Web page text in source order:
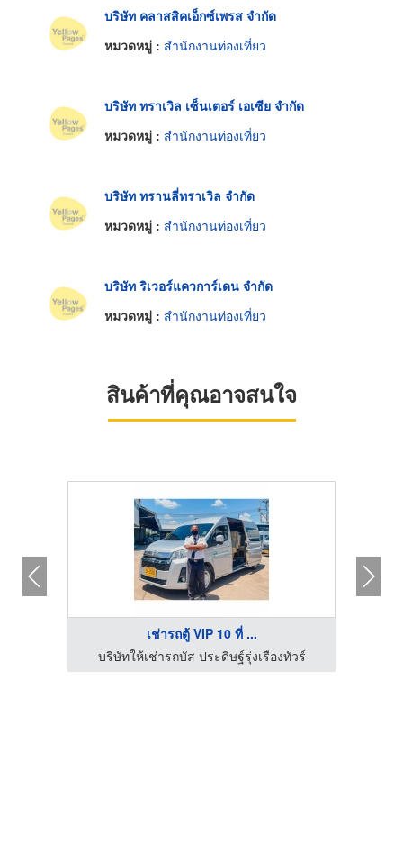
บริษัท คลาสสิคเอ็กซ์เพรส จำกัด
หมวดหมู่ : สำนักงานท่องเที่ยว
บริษัท ทราเวิล เซ็นเตอร์ เอเซีย จำกัด
หมวดหมู่ : สำนักงานท่องเที่ยว
บริษัท ทรานลี่ทราเวิล จำกัด
หมวดหมู่ : สำนักงานท่องเที่ยว
บริษัท ริเวอร์แควการ์เดน จำกัด
หมวดหมู่ : สำนักงานท่องเที่ยว
สินค้าที่คุณอาจสนใจ
เช่ารถตู้ VIP 10 ที่ ...
บริษัทให้เช่ารถบัส ประดิษฐ์รุ่งเรืองทัวร์